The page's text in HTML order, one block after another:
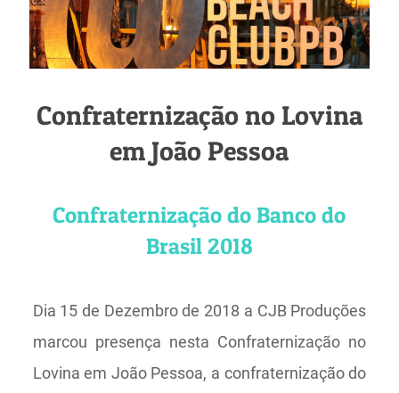
Confraternização no Lovina
em João Pessoa
Confraternização do Banco do
Brasil 2018
Dia 15 de Dezembro de 2018 a CJB Produções
marcou presença nesta Confraternização no
Lovina em João Pessoa, a confraternização do